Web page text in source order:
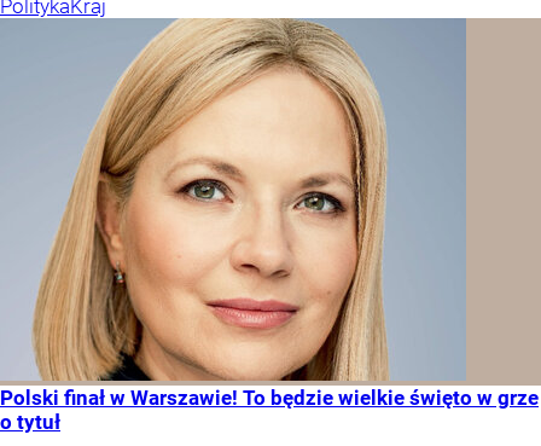
PolitykaKraj
Polski finał w Warszawie! To będzie wielkie święto w grze
o tytuł